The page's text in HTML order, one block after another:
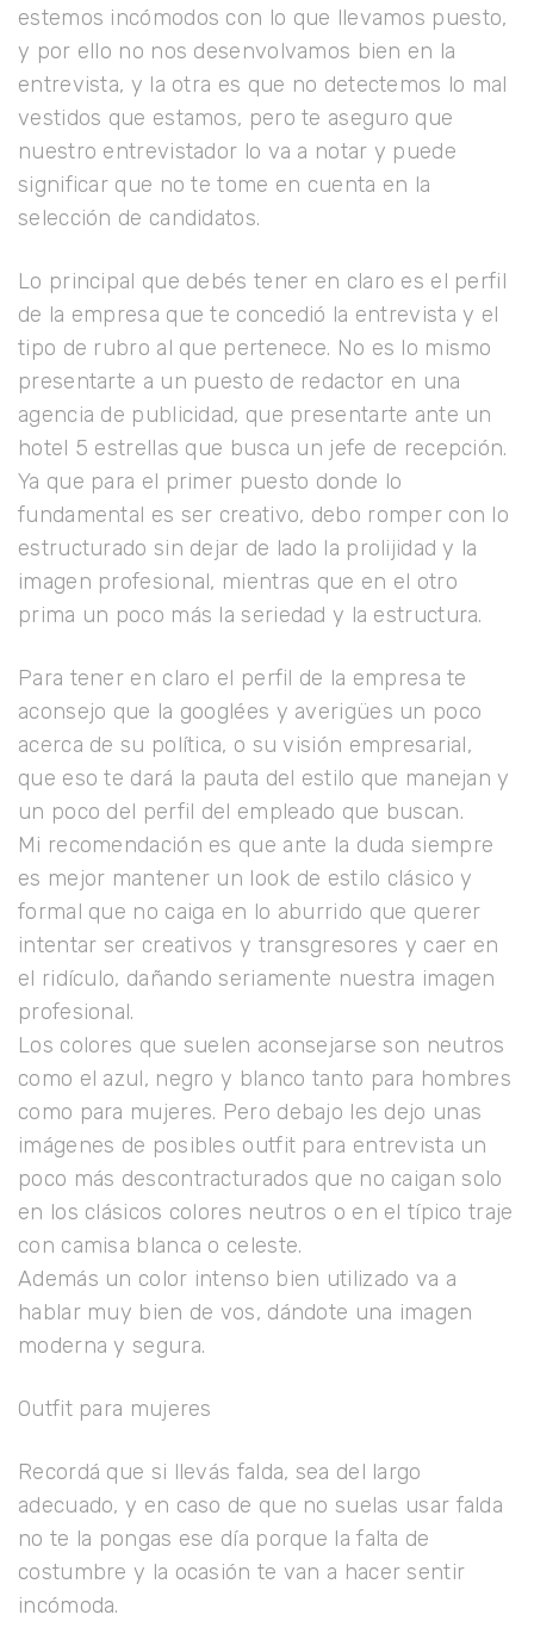
estemos incómodos con lo que llevamos puesto,
y por ello no nos desenvolvamos bien en la
entrevista, y la otra es que no detectemos lo mal
vestidos que estamos, pero te aseguro que
nuestro entrevistador lo va a notar y puede
significar que no te tome en cuenta en la
selección de candidatos.
Lo principal que debés tener en claro es el perfil
de la empresa que te concedió la entrevista y el
tipo de rubro al que pertenece. No es lo mismo
presentarte a un puesto de redactor en una
agencia de publicidad, que presentarte ante un
hotel 5 estrellas que busca un jefe de recepción.
Ya que para el primer puesto donde lo
fundamental es ser creativo, debo romper con lo
estructurado sin dejar de lado la prolijidad y la
imagen profesional, mientras que en el otro
prima un poco más la seriedad y la estructura.
Para tener en claro el perfil de la empresa te
aconsejo que la googlées y averigües un poco
acerca de su política, o su visión empresarial,
que eso te dará la pauta del estilo que manejan y
un poco del perfil del empleado que buscan.
Mi recomendación es que ante la duda siempre
es mejor mantener un look de estilo clásico y
formal que no caiga en lo aburrido que querer
intentar ser creativos y transgresores y caer en
el ridículo, dañando seriamente nuestra imagen
profesional.
Los colores que suelen aconsejarse son neutros
como el azul, negro y blanco tanto para hombres
como para mujeres. Pero debajo les dejo unas
imágenes de posibles outfit para entrevista un
poco más descontracturados que no caigan solo
en los clásicos colores neutros o en el típico traje
con camisa blanca o celeste.
Además un color intenso bien utilizado va a
hablar muy bien de vos, dándote una imagen
moderna y segura.
Outfit para mujeres
Recordá que si llevás falda, sea del largo
adecuado, y en caso de que no suelas usar falda
no te la pongas ese día porque la falta de
costumbre y la ocasión te van a hacer sentir
incómoda.